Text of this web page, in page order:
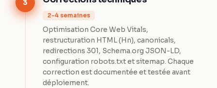
3
2-4 semaines
Optimisation Core Web Vitals,
restructuration HTML (Hn), canonicals,
redirections 301, Schema.org JSON-LD,
configuration robots.txt et sitemap. Chaque
correction est documentée et testée avant
déploiement.